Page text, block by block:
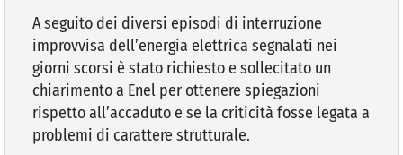
VIVERE VANZAGO
COMUNICAZIONE
A seguito dei diversi episodi di interruzione
improvvisa dell’energia elettrica segnalati nei
giorni scorsi è stato richiesto e sollecitato un
chiarimento a Enel per ottenere spiegazioni
rispetto all’accaduto e se la criticità fosse legata a
problemi di carattere strutturale.